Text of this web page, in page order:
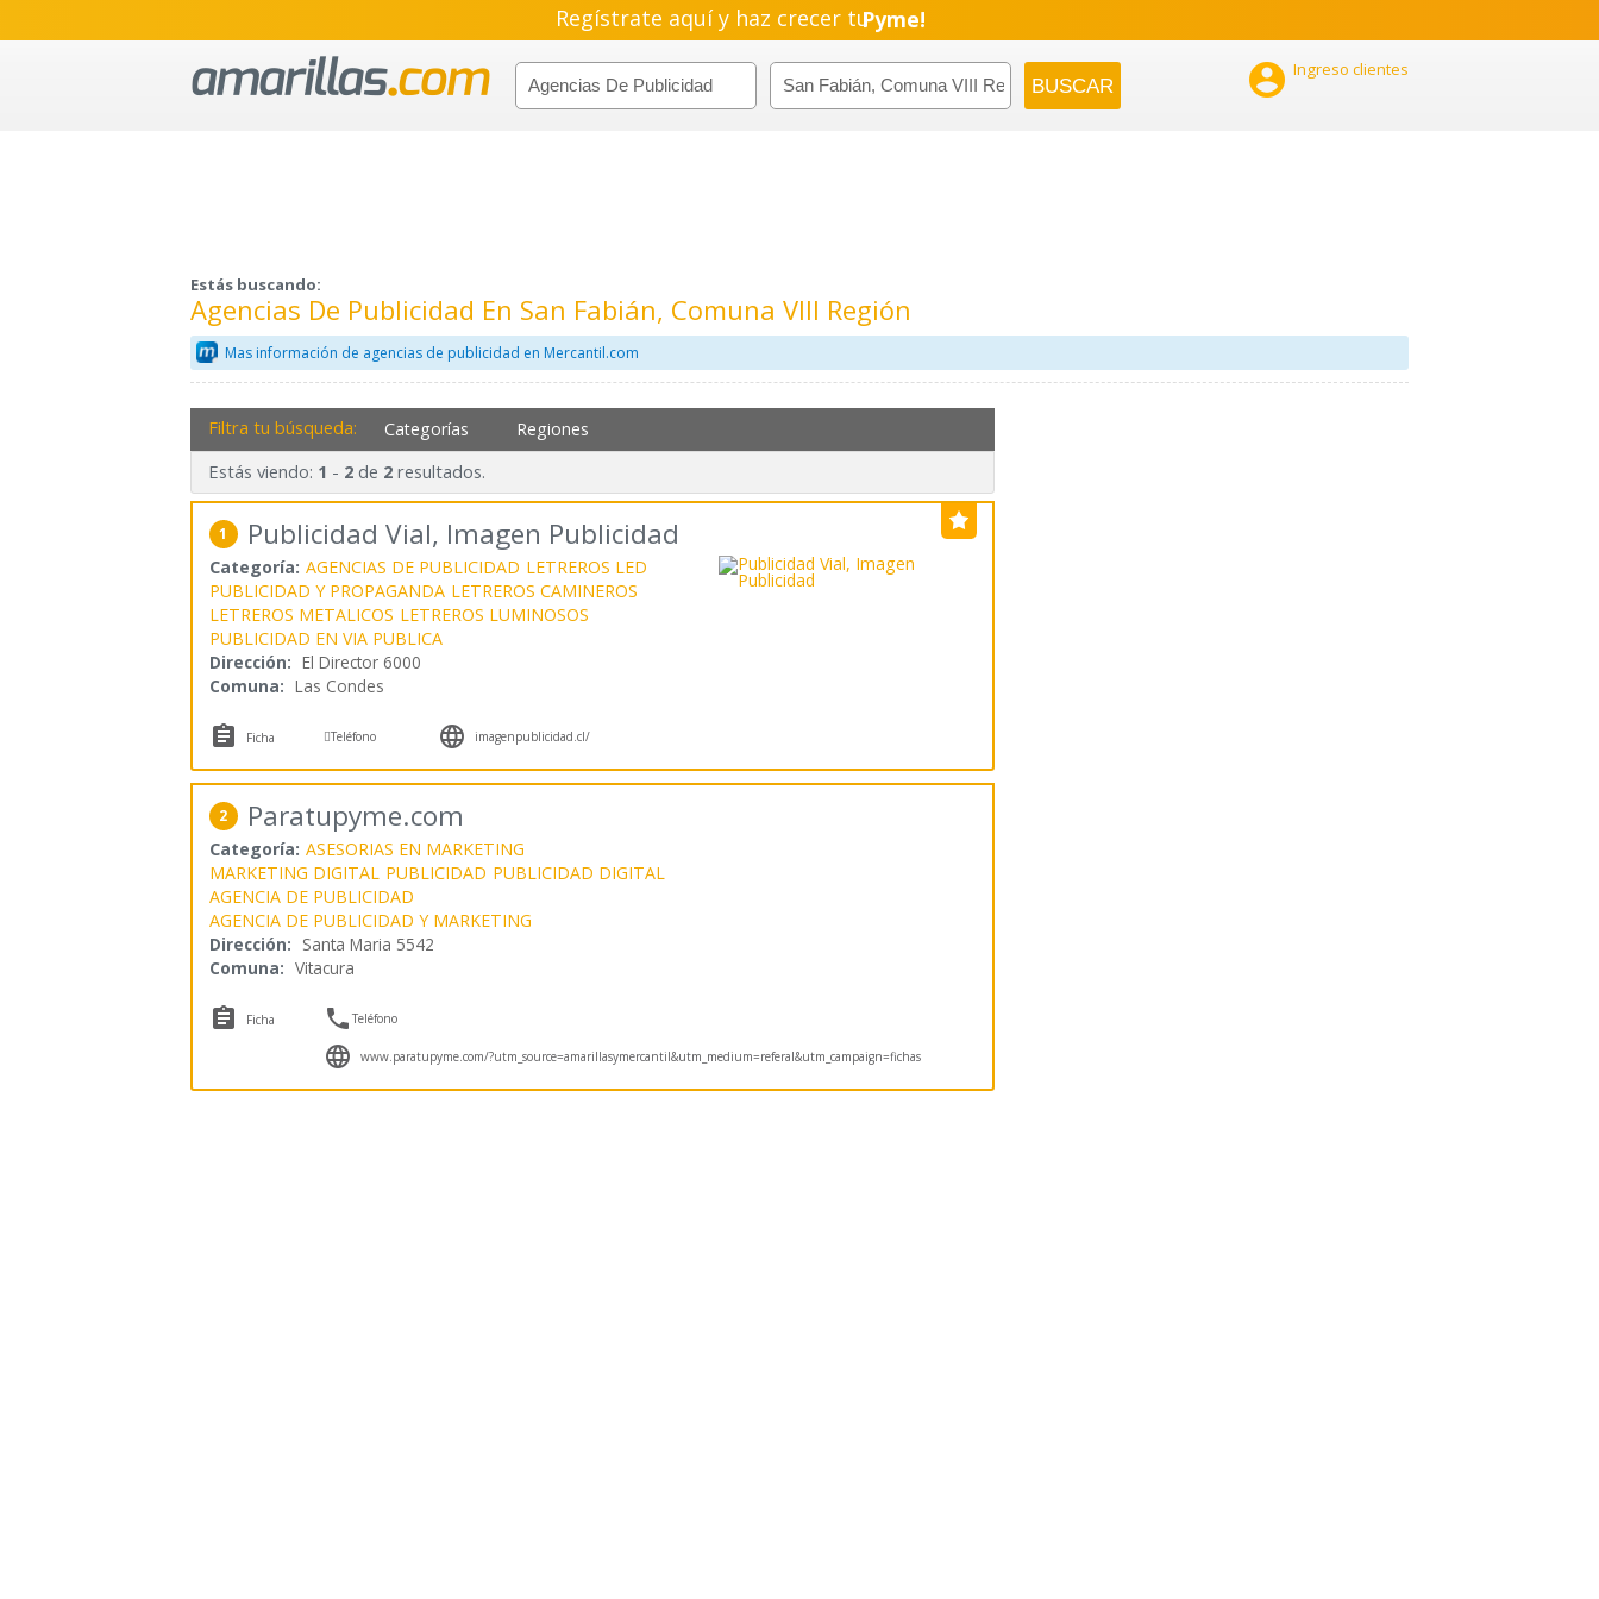
Regístrate aquí y haz crecer tuPyme!
Emprendimiento!
 Ingreso clientes
Estás buscando:
Agencias De Publicidad En San Fabián, Comuna VIII Región
Mas información de agencias de publicidad en Mercantil.com
Filtra tu búsqueda: Categorías Regiones
Estás viendo: 1 - 2de 2resultados.
1 Publicidad Vial, Imagen Publicidad
Categoría: AGENCIAS DE PUBLICIDAD LETREROS LED
PUBLICIDAD Y PROPAGANDA LETREROS CAMINEROS
LETREROS METALICOS LETREROS LUMINOSOS
PUBLICIDAD EN VIA PUBLICA
Dirección: El Director 6000
Comuna: Las Condes
 Ficha Teléfono  imagenpublicidad.cl/
2 Paratupyme.com
Categoría: ASESORIAS EN MARKETING
MARKETING DIGITAL PUBLICIDAD PUBLICIDAD DIGITAL
AGENCIA DE PUBLICIDAD
AGENCIA DE PUBLICIDAD Y MARKETING
Dirección: Santa Maria 5542
Comuna: Vitacura
 Ficha Teléfono
 www.paratupyme.com/?utm_source=amarillasymercantil&utm_medium=referal&utm_campaign=fichas